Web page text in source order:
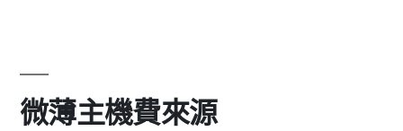
微薄主機費來源